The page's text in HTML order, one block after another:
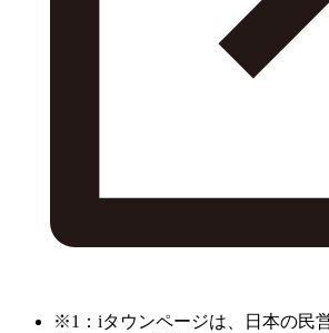
※1：iタウンページは、日本の民